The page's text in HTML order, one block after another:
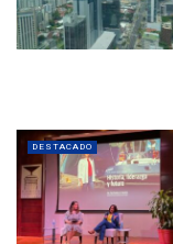
DESTACADO